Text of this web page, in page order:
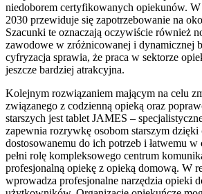
niedoborem certyfikowanych opiekunów.
2030 przewiduje się zapotrzebowanie na
Szacunki te oznaczają oczywiście również
zawodowe w zróżnicowanej i dynamicznej
cyfryzacja sprawia, że praca w sektorze
jeszcze bardziej atrakcyjna.
Kolejnym rozwiązaniem mającym na celu
związanego z codzienną opieką oraz
starszych jest tablet JAMES –
zapewnia rozrywkę osobom starszym
dostosowanemu do ich potrzeb i łatwemu w
pełni rolę kompleksowego centrum
profesjonalną opiekę z opieką domową. W
wprowadza profesjonalne narzędzia opieki